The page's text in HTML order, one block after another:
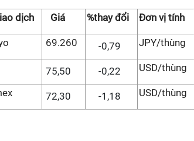
dịch Giá %thay đổi Đơn vị tính
69.260 -0,79 JPY/thùng
75,50 -0,22 USD/thùng
72,30 -1,18 USD/thùng